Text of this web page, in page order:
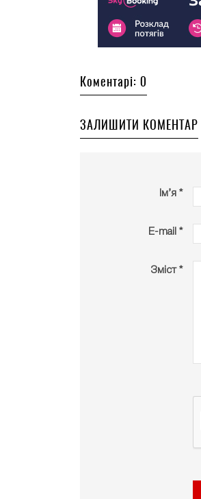
Коментарі: 0
ЗАЛИШИТИ КОМЕНТАР
Ім’я *
E-mail *
Зміст *